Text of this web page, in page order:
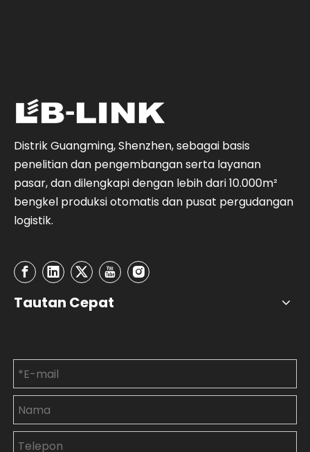
Distrik Guangming, Shenzhen, sebagai basis
penelitian dan pengembangan serta layanan
pasar, dan dilengkapi dengan lebih dari 10.000m²
bengkel produksi otomatis dan pusat pergudangan
logistik.
Tautan Cepat